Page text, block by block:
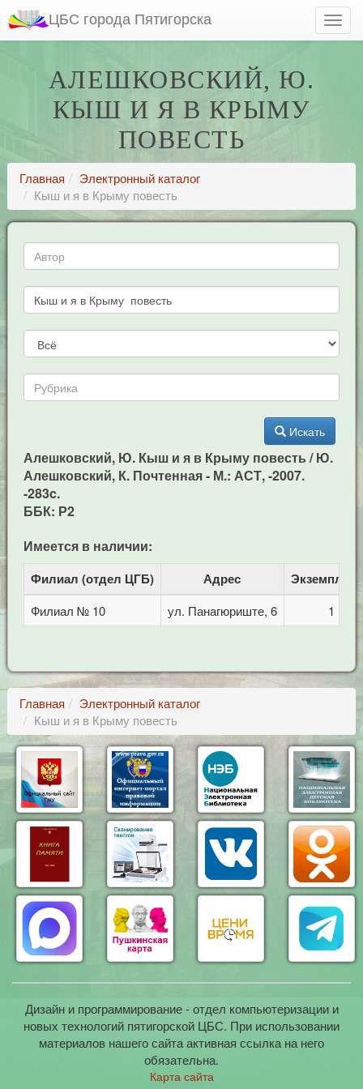
ЦБС города Пятигорска
АЛЕШКОВСКИЙ, Ю.
КЫШ И Я В КРЫМУ
ПОВЕСТЬ
Главная
Электронный каталог
Кыш и я в Крыму повесть
Искать
Алешковский, Ю. Кыш и я в Крыму повесть / Ю.
Алешковский, К. Почтенная - М.: АСТ, -2007.
-283c.
ББК: Р2
Имеется в наличии:
Филиал (отдел ЦГБ) Адрес
Филиал № 10 ул. Панагюриште, 6 1
Главная
Электронный каталог
Кыш и я в Крыму повесть
Дизайн и программирование - отдел компьютеризации и
новых технологий пятигорской ЦБС. При использовании
материалов нашего сайта активная ссылка на него
обязательна.
Карта сайта